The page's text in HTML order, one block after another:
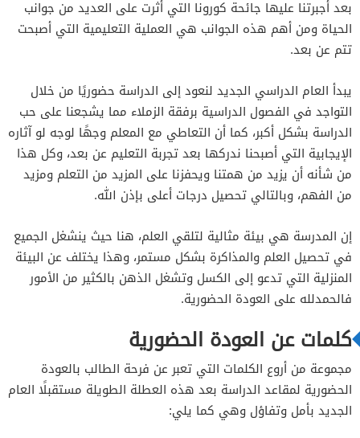
بعد أجبرتنا عليها جائحة كورونا التي أثرت على العديد من جوانب
الحياة ومن أهم هذه الجوانب هي العملية التعليمية التي أصبحت
تتم عن بعد.
يبدأ العام الدراسي الجديد لنعود إلى الدراسة حضوريًا من خلال
التواجد في الفصول الدراسية برفقة الزملاء مما يشجعنا على حب
الدراسة بشكل أكبر، كما أن التعاطي مع المعلم وجهًا لوجه لو آثاره
الإيجابية التي أصبحنا ندركها بعد تجربة التعليم عن بعد، وكل هذا
من شأنه أن يزيد من همتنا ويحفزنا على المزيد من التعلم ومزيد
من الفهم، وبالتالي تحصيل درجات أعلى بإذن الله.
إن المدرسة هي بيئة مثالية لتلقي العلم، هنا حيث ينشغل الجميع
في تحصيل العلم والمذاكرة بشكل مستمر، وهذا يختلف عن البيئة
المنزلية التي تدعو إلى الكسل وتشغل الذهن بالكثير من الأمور
فالحمدلله على العودة الحضورية.
كلمات عن العودة الحضورية
مجموعة من أروع الكلمات التي تعبر عن فرحة الطالب بالعودة
الحضورية لمقاعد الدراسة بعد هذه العطلة الطويلة مستقبلًا العام
الجديد بأمل وتفاؤل وهي كما يلي: